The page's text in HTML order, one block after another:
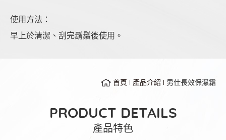
使用方法：
早上於清潔、刮完鬍鬚後使用。
首頁 產品介紹 男仕長效保濕霜
PRODUCT DETAILS
產品特色